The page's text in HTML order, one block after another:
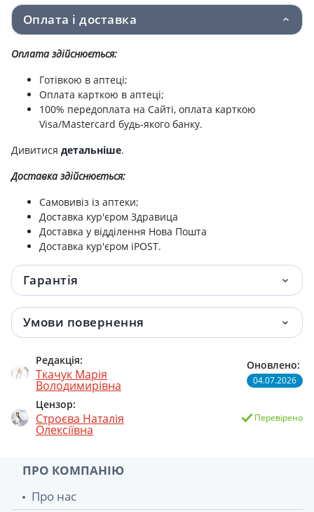
Оплата і доставка
Оплата здійснюється:
Готівкою в аптеці;
Оплата карткою в аптеці;
100% передоплата на Сайті, оплата карткою
Visa/Mastercard будь-якого банку.
Дивитися детальніше.
Доставка здійснюється:
Самовивіз із аптеки;
Доставка кур'єром Здравица
Доставка у відділення Нова Пошта
Доставка кур'єром iPOST.
Гарантія
Умови повернення
Редакція:
Ткачук Марія
Володимирівна
Цензор:
Строєва Наталія
Олексіївна
Оновлено:
04.07.2026
Перевірено
ПРО КОМПАНІЮ
Про нас